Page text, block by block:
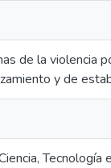
de la violencia
y de
Tecnología